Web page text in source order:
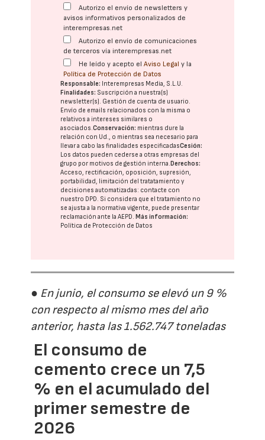
Autorizo el envío de newsletters y
avisos informativos personalizados de
interempresas.net
Autorizo el envío de comunicaciones
de terceros vía interempresas.net
He leído y acepto elAviso Legal y la
Política de Protección de Datos
Responsable: Interempresas Media, S.L.U.
Finalidades: Suscripción a nuestra(s)
newsletter(s). Gestión de cuenta de usuario.
Envío de emails relacionados con la misma o
relativos a intereses similares o
asociados.Conservación: mientras dure la
relación con Ud., o mientras sea necesario para
llevar a cabo las finalidades especificadasCesión:
Los datos pueden cederse a otras empresas del
grupo por motivos de gestión interna. Derechos:
Acceso, rectificación, oposición, supresión,
portabilidad, limitación del tratatamiento y
decisiones automatizadas: contacte con
nuestro DPD. Si considera que el tratamiento no
se ajusta a la normativa vigente, puede presentar
reclamación ante laAEPD. Más información:
Política de Protección de Datos
● En junio, el consumo se elevó un 9 %
con respecto al mismo mes del año
anterior, hasta las 1.562.747 toneladas
El consumo de
cemento crece un 7,5
% en el acumulado del
primer semestre de
2026